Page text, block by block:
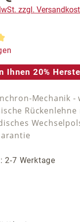
zzgl.
Bewertung
Ihnen 20%
Mechanik -
2-7 Werktage